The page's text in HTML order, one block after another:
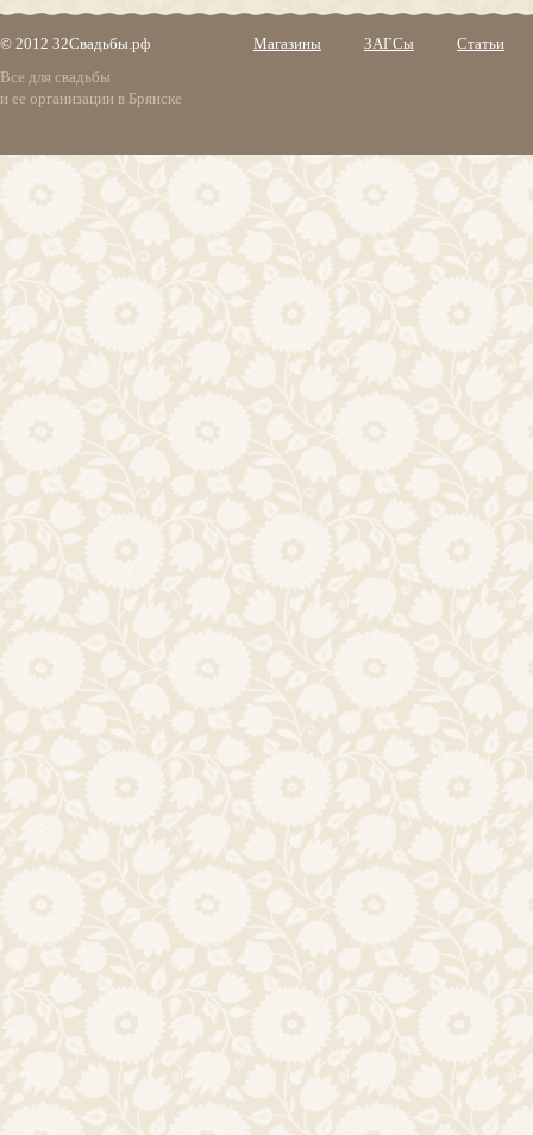
© 2012 32Свадьбы.рф
Все для свадьбы
и ее организации в Брянске
Магазины ЗАГСы Статьи